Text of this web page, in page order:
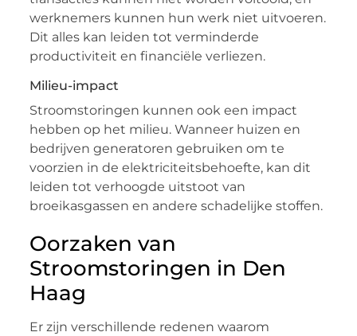
werknemers kunnen hun werk niet uitvoeren.
Dit alles kan leiden tot verminderde
productiviteit en financiële verliezen.
Milieu-impact
Stroomstoringen kunnen ook een impact
hebben op het milieu. Wanneer huizen en
bedrijven generatoren gebruiken om te
voorzien in de elektriciteitsbehoefte, kan dit
leiden tot verhoogde uitstoot van
broeikasgassen en andere schadelijke stoffen.
Oorzaken van
Stroomstoringen in Den
Haag
Er zijn verschillende redenen waarom